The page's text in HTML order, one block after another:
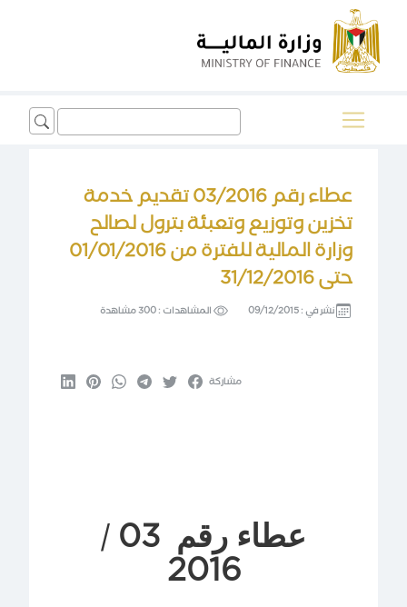
Search
for:
عطاء رقم 03/2016 تقديم خدمة
تخزين وتوزيع وتعبئة بترول لصالح
وزارة المالية للفترة من 01/01/2016
حتى 31/12/2016
نشر في :09/12/2015 المشاهدات :300 مشاهدة
مشاركة
عطاء رقم 03
/
2016